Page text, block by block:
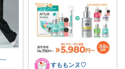
ケセラセラ🐟毎日を快適にするアイテム
すももンヌ♡